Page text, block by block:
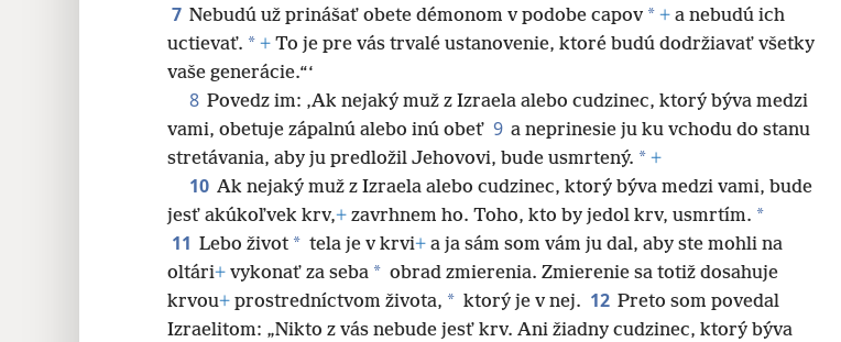
7 Nebudú už prinášať obete démonom v podobe capov * + a nebudú ich
uctievať. * + To je pre vás trvalé ustanovenie, ktoré budú dodržiavať všetky
vaše generácie.“‘
8 Povedz im: ‚Ak nejaký muž z Izraela alebo cudzinec, ktorý býva medzi
vami, obetuje zápalnú alebo inú obeť 9 a neprinesie ju ku vchodu do stanu
stretávania, aby ju predložil Jehovovi, bude usmrtený. * +
10 Ak nejaký muž z Izraela alebo cudzinec, ktorý býva medzi vami, bude
jesť akúkoľvek krv,+ zavrhnem ho. Toho, kto by jedol krv, usmrtím. *
11 Lebo život * tela je v krvi+ a ja sám som vám ju dal, aby ste mohli na
oltári+ vykonať za seba * obrad zmierenia. Zmierenie sa totiž dosahuje
krvou+ prostredníctvom života, * ktorý je v nej. 12 Preto som povedal
Izraelitom: „Nikto z vás nebude jesť krv. Ani žiadny cudzinec, ktorý býva